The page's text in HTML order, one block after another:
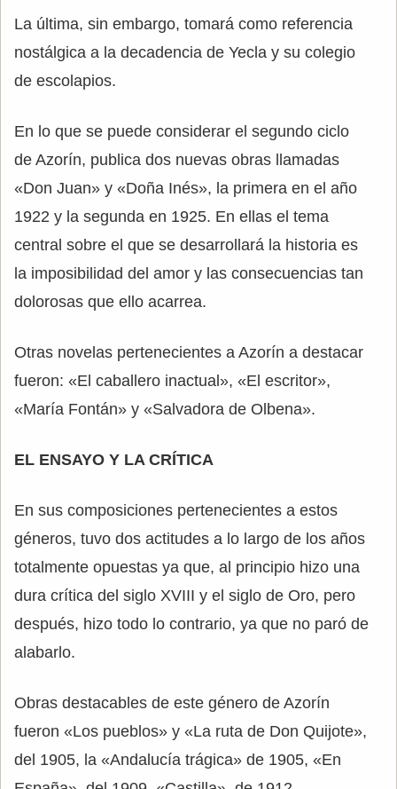
La última, sin embargo, tomará como referencia
nostálgica a la decadencia de Yecla y su colegio
de escolapios.
En lo que se puede considerar el segundo ciclo
de Azorín, publica dos nuevas obras llamadas
«Don Juan» y «Doña Inés», la primera en el año
1922 y la segunda en 1925. En ellas el tema
central sobre el que se desarrollará la historia es
la imposibilidad del amor y las consecuencias tan
dolorosas que ello acarrea.
Otras novelas pertenecientes a Azorín a destacar
fueron: «El caballero inactual», «El escritor»,
«María Fontán» y «Salvadora de Olbena».
EL ENSAYO Y LA CRÍTICA
En sus composiciones pertenecientes a estos
géneros, tuvo dos actitudes a lo largo de los años
totalmente opuestas ya que, al principio hizo una
dura crítica del siglo XVIII y el siglo de Oro, pero
después, hizo todo lo contrario, ya que no paró de
alabarlo.
Obras destacables de este género de Azorín
fueron «Los pueblos» y «La ruta de Don Quijote»,
del 1905, la «Andalucía trágica» de 1905, «En